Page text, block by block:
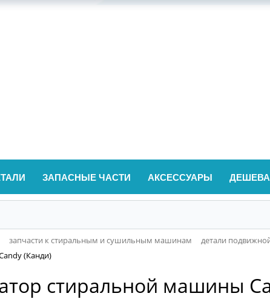
ЗАПАСНЫЕ ЧАСТИ АКСЕССУАРЫ
запчасти к стиральным и сушильным машинам детали
(Канди)
стиральной машины